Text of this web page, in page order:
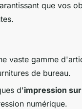
que vos
vaste gamme
de bureau.
d'impression
numérique.